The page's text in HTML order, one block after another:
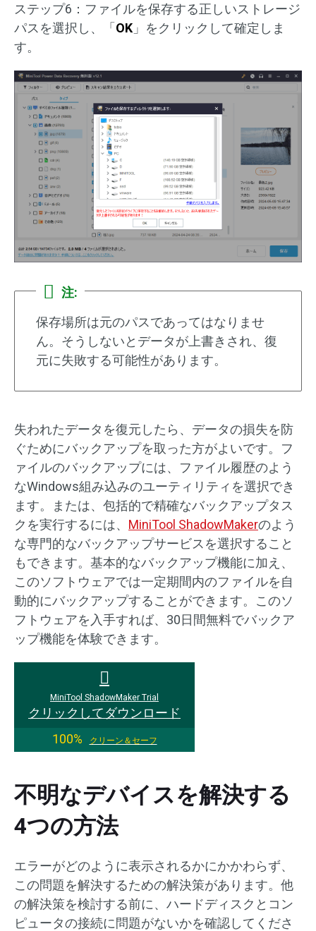
ステップ6：ファイルを保存する正しいストレージ
パスを選択し、「 OK 」をクリックして確定しま
す。
注:
保存場所は元のパスであってはなりませ
ん。そうしないとデータが上書きされ、復
元に失敗する可能性があります。
失われたデータを復元したら、データの損失を防
ぐためにバックアップを取った方がよいです。フ
ァイルのバックアップには、ファイル履歴のよう
なWindows組み込みのユーティリティを選択でき
ます。または、包括的で精確なバックアップタス
クを実行するには、 MiniTool ShadowMakerのよう
な専門的なバックアップサービスを選択すること
もできます。基本的なバックアップ機能に加え、
このソフトウェアでは一定期間内のファイルを自
動的にバックアップすることができます。このソ
フトウェアを入手すれば、30日間無料でバックア
ップ機能を体験できます。
MiniTool ShadowMaker Trial
クリックしてダウンロード
100%
クリーン＆セーフ
不明なデバイスを解決する
4つの方法
エラーがどのように表示されるかにかかわらず、
この問題を解決するための解決策があります。他
の解決策を検討する前に、ハードディスクとコン
ピュータの接続に問題がないかを確認してくださ